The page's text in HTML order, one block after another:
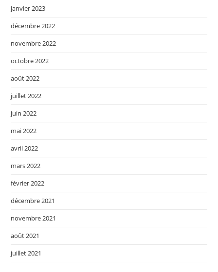
janvier 2023
décembre 2022
novembre 2022
octobre 2022
août 2022
juillet 2022
juin 2022
mai 2022
avril 2022
mars 2022
février 2022
décembre 2021
novembre 2021
août 2021
juillet 2021